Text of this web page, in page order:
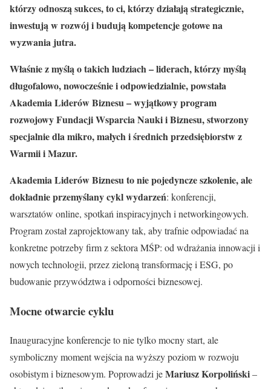
którzy odnoszą sukces, to ci, którzy działają strategicznie,
inwestują w rozwój i budują kompetencje gotowe na
wyzwania jutra.
Właśnie z myślą o takich ludziach – liderach, którzy myślą
długofalowo, nowocześnie i odpowiedzialnie, powstała
Akademia Liderów Biznesu – wyjątkowy program
rozwojowy Fundacji Wsparcia Nauki i Biznesu, stworzony
specjalnie dla mikro, małych i średnich przedsiębiorstw z
Warmii i Mazur.
Akademia Liderów Biznesu to nie pojedyncze szkolenie, ale
dokładnieprzemyślany cykl wydarzeń: konferencji,
warsztatów online, spotkań inspiracyjnych i networkingowych.
Program został zaprojektowany tak, aby trafnie odpowiadać na
konkretne potrzeby firm z sektora MŚP: od wdrażania innowacji i
nowych technologii, przez zieloną transformację i ESG, po
budowanie przywództwa i odporności biznesowej.
Mocne otwarcie cyklu
Inauguracyjne konferencje to nie tylko mocny start, ale
symboliczny moment wejścia na wyższy poziom w rozwoju
osobistym i biznesowym. Poprowadzi jeMariusz Korpoliński–